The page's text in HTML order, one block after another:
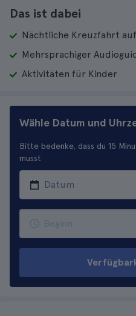
Das ist dabei
Nächtliche Kreuzfahrt
Mehrsprachiger
Aktivitäten für Kinder
Wähle Datum und
Bitte bedenke, dass du 15
musst